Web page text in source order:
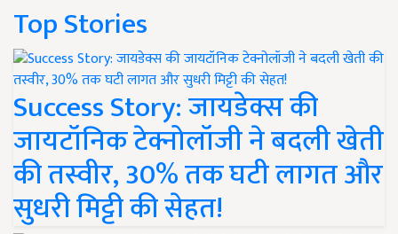
Top Stories
Success Story: जायडेक्स की
जायटॉनिक टेक्नोलॉजी ने बदली खेती
की तस्वीर, 30% तक घटी लागत और
सुधरी मिट्टी की सेहत!